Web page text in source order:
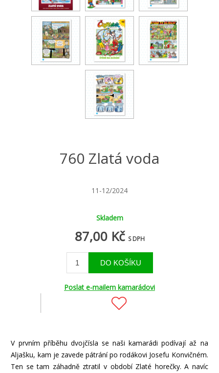
760 Zlatá voda
11-12/2024
Skladem
87,00 Kč S DPH
Poslat e-mailem kamarádovi
V prvním příběhu dvojčísla se naši kamarádi podívají až na
Aljašku, kam je zavede pátrání po rodákovi Josefu Konvičném.
Ten se tam záhadně ztratil v období Zlaté horečky. A navíc